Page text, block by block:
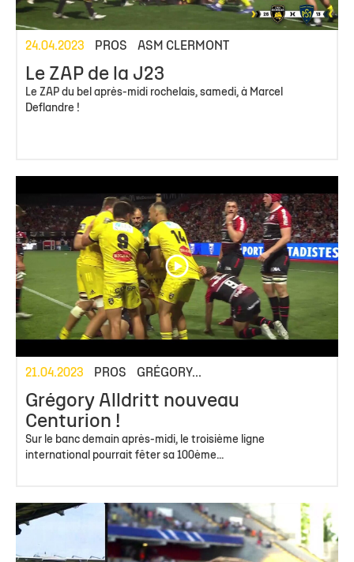
24.04.2023 PROS ASM CLERMONT
Le ZAP de la J23
Le ZAP du bel après-midi rochelais, samedi, à Marcel
Deflandre !
21.04.2023 PROS GRÉGORY...
Grégory Alldritt nouveau
Centurion !
Sur le banc demain après-midi, le troisième ligne
international pourrait fêter sa 100ème...